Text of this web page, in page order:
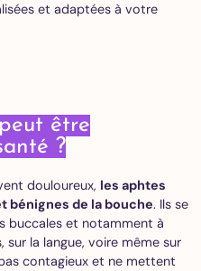
et adaptées à votre
être
?
douloureux, les aphtes
bénignes de la bouche. Ils se
buccales et notamment à
sur la langue, voire même sur
contagieux et ne mettent